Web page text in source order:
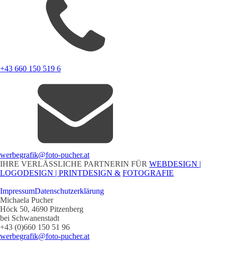
+43 660 150 519 6
werbegrafik@foto-pucher.at
IHRE VERLÄSSLICHE PARTNERIN FÜR WEBDESIGN |
LOGODESIGN | PRINTDESIGN & FOTOGRAFIE
ImpressumDatenschutzerklärung
Michaela Pucher
Höck 50, 4690 Pitzenberg
bei Schwanenstadt
+43 (0)660 150 51 96
werbegrafik@foto-pucher.at